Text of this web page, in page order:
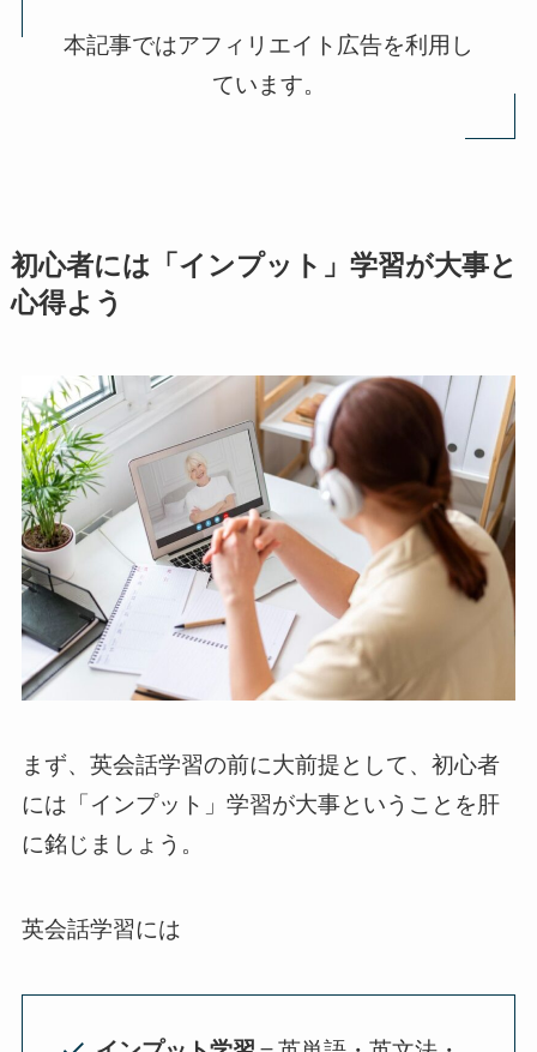
本記事ではアフィリエイト広告を利用し
ています。
初心者には「インプット」学習が大事と
心得よう
まず、英会話学習の前に大前提として、初心者
には「インプット」学習が大事ということを肝
に銘じましょう。
英会話学習には